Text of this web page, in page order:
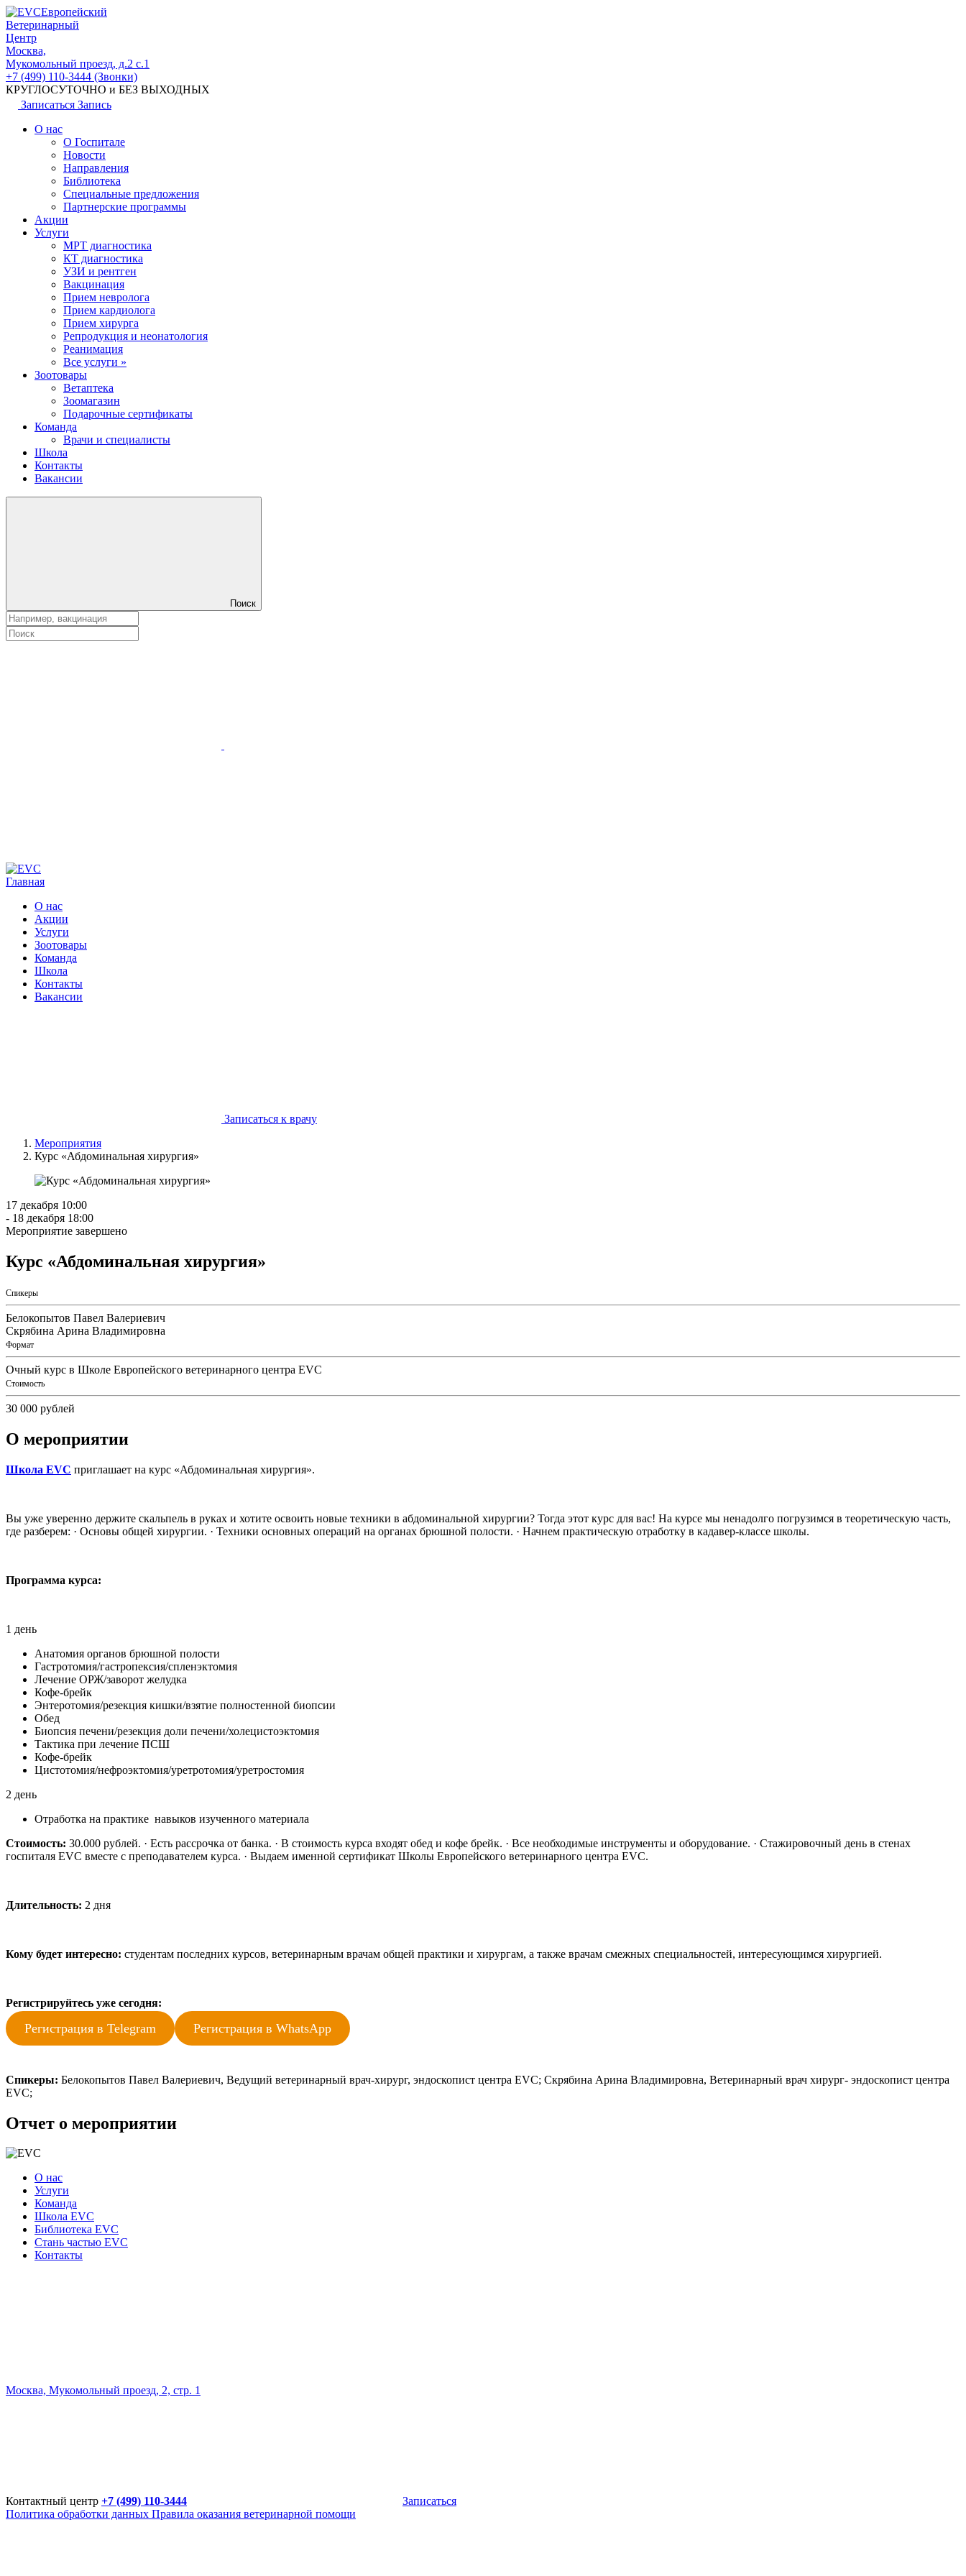
Европейский
Ветеринарный
Центр
Москва,
Мукомольный проезд, д.2 с.1
+7 (499) 110-3444 (Звонки)
КРУГЛОСУТОЧНО и БЕЗ ВЫХОДНЫХ
Записаться Запись
О нас
О Госпитале
Новости
Направления
Библиотека
Специальные предложения
Партнерские программы
Акции
Услуги
МРТ диагностика
КТ диагностика
УЗИ и рентген
Вакцинация
Прием невролога
Прием кардиолога
Прием хирурга
Репродукция и неонатология
Реанимация
Все услуги »
Зоотовары
Ветаптека
Зоомагазин
Подарочные сертификаты
Команда
Врачи и специалисты
Школа
Контакты
Вакансии
Поиск
Главная
О нас
Акции
Услуги
Зоотовары
Команда
Школа
Контакты
Вакансии
Записаться к врачу
Мероприятия
Курс «Абдоминальная хирургия»
17 декабря 10:00
- 18 декабря 18:00
Мероприятие завершено
Курс «Абдоминальная хирургия»
Спикеры
Белокопытов Павел Валериевич
Скрябина Арина Владимировна
Формат
Очный курс в Школе Европейского ветеринарного центра EVC
Стоимость
30 000 рублей
О мероприятии
Школа EVC приглашает на курс «Абдоминальная хирургия».
Вы уже уверенно держите скальпель в руках и хотите освоить новые техники в абдоминальной хирургии? Тогда этот курс для вас! На курсе мы ненадолго погрузимся в теоретическую часть,
где разберем: · Основы общей хирургии. · Техники основных операций на органах брюшной полости. · Начнем практическую отработку в кадавер-классе школы.
Программа курса:
1 день
Анатомия органов брюшной полости
Гастротомия/гастропексия/спленэктомия
Лечение ОРЖ/заворот желудка
Кофе-брейк
Энтеротомия/резекция кишки/взятие полностенной биопсии
Обед
Биопсия печени/резекция доли печени/холецистоэктомия
Тактика при лечение ПСШ
Кофе-брейк
Цистотомия/нефроэктомия/уретротомия/уретростомия
2 день
Отработка на практике навыков изученного материала
Стоимость: 30.000 рублей. · Есть рассрочка от банка. · В стоимость курса входят обед и кофе брейк. · Все необходимые инструменты и оборудование. · Стажировочный день в стенах
госпиталя EVC вместе с преподавателем курса. · Выдаем именной сертификат Школы Европейского ветеринарного центра EVC.
Длительность: 2 дня
Кому будет интересно: студентам последних курсов, ветеринарным врачам общей практики и хирургам, а также врачам смежных специальностей, интересующимся хирургией.
Регистрируйтесь уже сегодня:
Регистрация в Telegram Регистрация в WhatsApp
Спикеры: Белокопытов Павел Валериевич, Ведущий ветеринарный врач-хирург, эндоскопист центра EVC; Скрябина Арина Владимировна, Ветеринарный врач хирург- эндоскопист центра
EVC;
Отчет о мероприятии
О нас
Услуги
Команда
Школа EVC
Библиотека EVC
Стань частью EVC
Контакты
Москва, Мукомольный проезд, 2, стр. 1
Контактный центр +7 (499) 110-3444
Записаться
Политика обработки данных Правила оказания ветеринарной помощи